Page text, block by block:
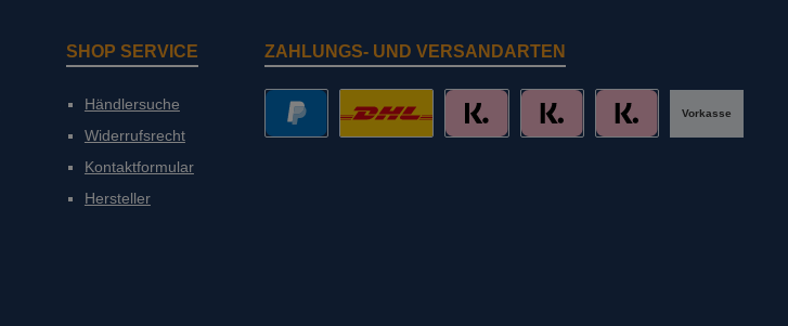
SHOP SERVICE
Händlersuche
Widerrufsrecht
Kontaktformular
Hersteller
ZAHLUNGS- UND VERSANDARTEN
Vorkasse